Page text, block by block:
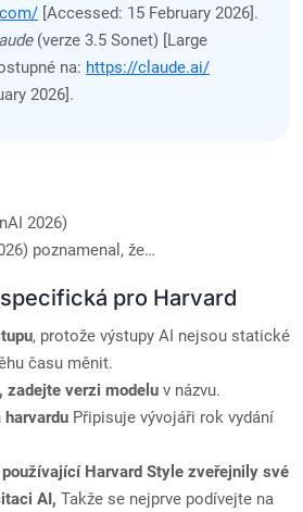
[Accessed: 15 February 2026].
(verze 3.5 Sonet) [Large
na: https://claude.ai/
2026].
2026)
poznamenal, že…
pro Harvard
, protože výstupy AI nejsou statické
času měnit.
zadejte verzi modelu v názvu.
harvardu Připisuje vývojáři rok vydání
Harvard Style zveřejnily své
AI, Takže se nejprve podívejte na